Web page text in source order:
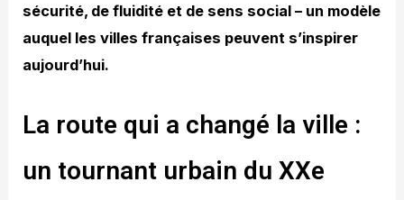
sécurité, de fluidité et de sens social – un modèle
auquel les villes françaises peuvent s’inspirer
aujourd’hui.
La route qui a changé la ville :
un tournant urbain du XXe